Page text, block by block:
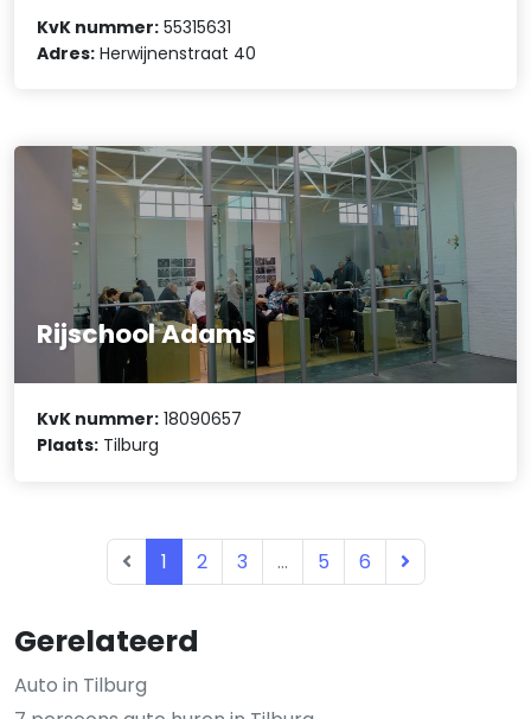
Gerelateerd
Auto in Tilburg
KvK nummer: 55315631
Adres: Herwijnenstraat 40
Rijschool Adams
KvK nummer: 18090657
Plaats: Tilburg
1 2 3 ... 5 6